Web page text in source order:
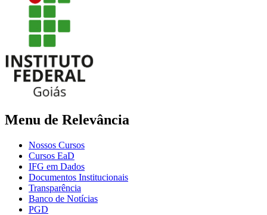
Menu de Relevância
Nossos Cursos
Cursos EaD
IFG em Dados
Documentos Institucionais
Transparência
Banco de Notícias
PGD